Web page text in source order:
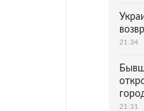
21:34
21:31